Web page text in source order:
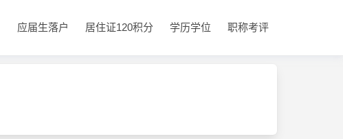
应届生落户 居住证120积分 学历学位 职称考评